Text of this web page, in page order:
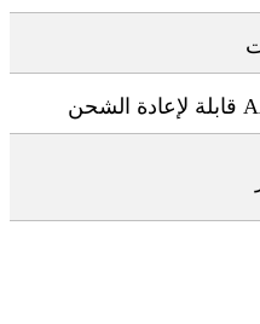
قابلة لإعادة الشحن